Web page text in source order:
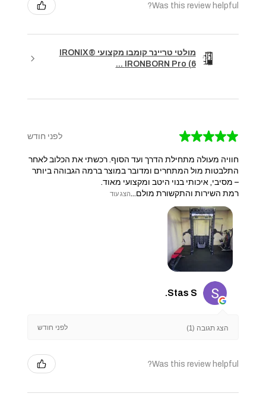
Was this review helpful?
מולטי טריינר קומבו מקצועי IRONIX®
IRONBORN Pro (6 ...
★
★
★
★
★ לפני חודש
חוויה מעולה מתחילת הדרך ועד הסוף. רכשתי את הכלוב לאחר
התלבטות מול המתחרים ומדובר במוצר ברמה הגבוהה ביותר
– מסיבי, איכותי בנוי היטב ומקצועי מאוד.
​רמת השירות והתקשורת מולם...הצג עוד
Stas S.
הצג תגובה (1) לפני חודש
Was this review helpful?